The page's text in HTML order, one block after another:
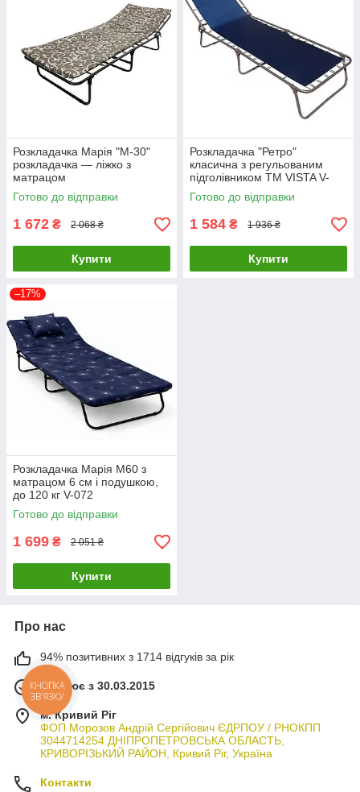
Розкладачка Марія "М-30"
розкладачка — ліжко з
матрацом
Готово до відправки
1 672 ₴ 2 068 ₴
Купити
Розкладачка "Ретро"
класична з регульованим
підголівником ТМ VISTA V-
089 Розкладачка — Шезлонг
для дому
Готово до відправки
1 584 ₴ 1 936 ₴
Купити
–17%
Розкладачка Марія М60 з
матрацом 6 см і подушкою,
до 120 кг V-072
Готово до відправки
1 699 ₴ 2 051 ₴
Купити
Про нас
94% позитивних з 1714 відгуків за рік
Працює з 30.03.2015
м. Кривий Ріг
ФОП Морозов Андрій Сергійович ЄДРПОУ / РНОКПП
3044714254 ДНІПРОПЕТРОВСЬКА ОБЛАСТЬ,
КРИВОРІЗЬКИЙ РАЙОН, Кривий Ріг, Україна
Контакти
КНОПКА
ЗВ'ЯЗКУ